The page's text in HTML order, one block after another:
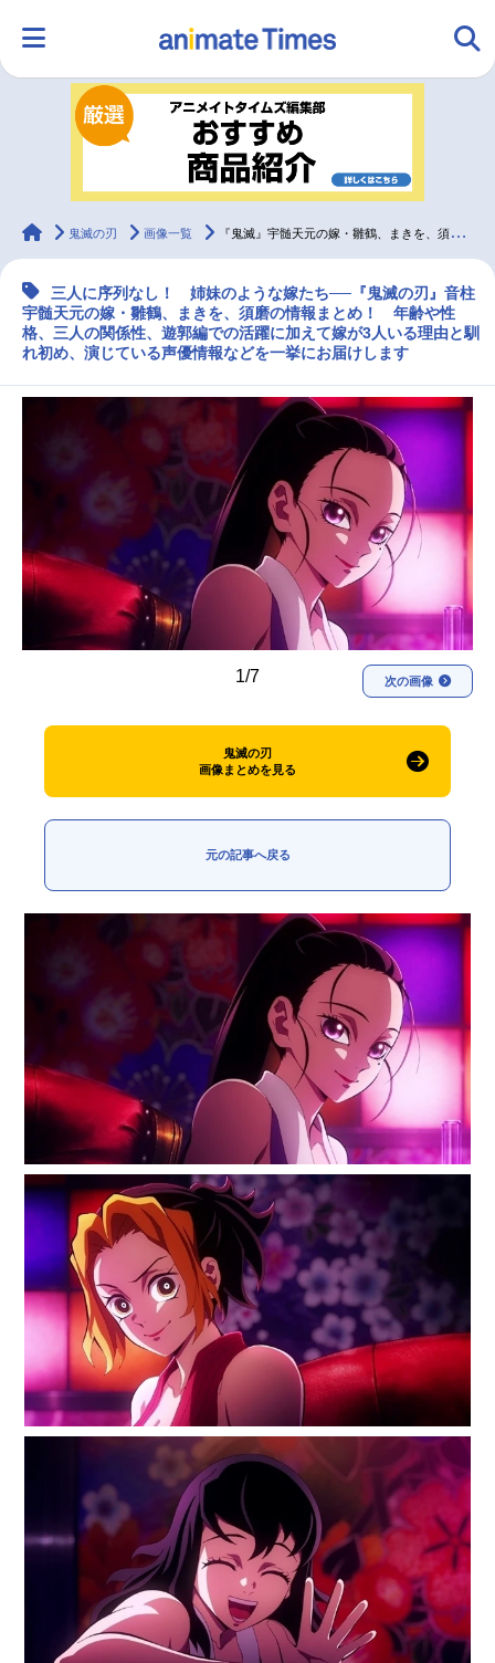
ランキング アニメ
ラジオ みんなの声
マンガ・ラノベ ゲーム・アプリ 音楽 コスプレ
アニメ記事一覧 声優記事一覧
実写化映画一覧
今期アニメ曜日別一覧
夏アニメ
男性声優/女性声優一覧
FOLLOW US
animateTimes
鬼滅の刃 画像一覧 『鬼滅』宇髄天元の嫁・雛鶴、まきを、須磨の情報まとめ
三人に序列なし！ 姉妹のような嫁たち──『鬼滅の刃』音柱
宇髄天元の嫁・雛鶴、まきを、須磨の情報まとめ！ 年齢や性
格、三人の関係性、遊郭編での活躍に加えて嫁が3人いる理由と馴
れ初め、演じている声優情報などを一挙にお届けします
1/7 次の画像
鬼滅の刃
画像まとめを見る
元の記事へ戻る